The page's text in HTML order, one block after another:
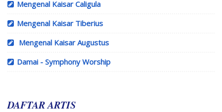
Mengenal Kaisar Caligula
Mengenal Kaisar Tiberius
Mengenal Kaisar Augustus
Damai - Symphony Worship
DAFTAR ARTIS